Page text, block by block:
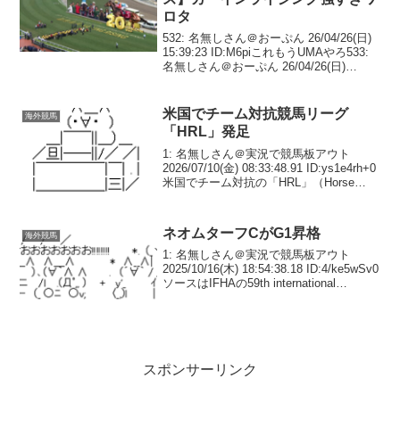
ロタ
532: 名無しさん＠おーぷん 26/04/26(日)
15:39:23 ID:M6piこれもうUMAやろ533:
名無しさん＠おーぷん 26/04/26(日)
海外競馬
米国でチーム対抗競馬リーグ
「HRL」発足
1: 名無しさん＠実況で競馬板アウト
2026/07/10(金) 08:33:48.91 ID:ys1e4rh+0
米国でチーム対抗の「HRL」（Horse
海外競馬 ネオムターフCがG1昇格
1: 名無しさん＠実況で競馬板アウト
2025/10/16(木) 18:54:38.18 ID:4/ke5wSv0
ソースはIFHAの59th international
スポンサーリンク